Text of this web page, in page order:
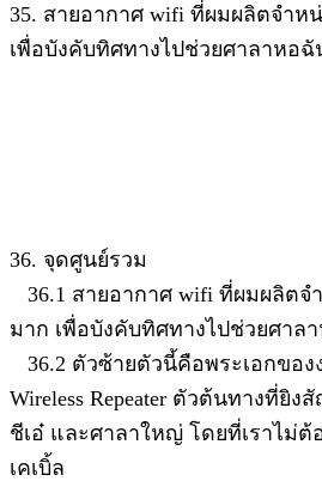
35. สายอากาศ wifi ที่ผมผลิตจำห
เพื่อบังคับทิศทางไปช่วยศาลาหอฉั
36. จุดศูนย์รวม
36.1 สายอากาศ wifi ที่ผมผลิตจ
มาก เพื่อบังคับทิศทางไปช่วยศาล
36.2 ตัวซ้ายตัวนี้คือพระเอกของ
Wireless Repeater ตัวต้นทางที่ยิ
ชีเอ๋ และศาลาใหญ่ โดยที่เราไม่ต้
เคเบิ้ล